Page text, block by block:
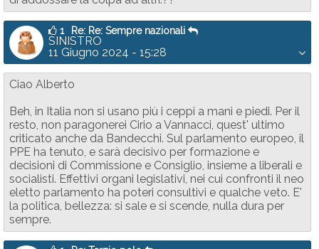
1 Re: Re: Sempre nazionali
SINISTRO
11 Giugno 2024 - 15:28
Ciao Alberto
Beh, in Italia non si usano più i ceppi a mani e piedi. Per il
resto, non paragonerei Cirio a Vannacci, quest' ultimo
criticato anche da Bandecchi. Sul parlamento europeo, il
PPE ha tenuto, e sarà decisivo per formazione e
decisioni di Commissione e Consiglio, insieme a liberali e
socialisti. Effettivi organi legislativi, nei cui confronti il neo
eletto parlamento ha poteri consultivi e qualche veto. E'
la politica, bellezza: si sale e si scende, nulla dura per
sempre.